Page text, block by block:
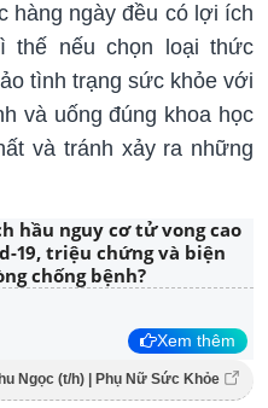
hàng ngày đều có lợi ích
thế nếu chọn loại thức
tình trạng sức khỏe với
và uống đúng khoa học
và tránh xảy ra những
hầu nguy cơ tử vong cao
19, triệu chứng và biện
chống bệnh?
Xem thêm
Ngọc (t/h) | Phụ Nữ Sức Khỏe